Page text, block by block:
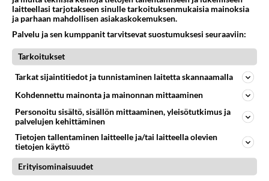
keskitasoa kuten myös vanhemmat mallit Alfan
huonompi kausi ajoittuu 70ja 80 luvuille jolloin
laadun suhteen kärkipäässä niin huonoksi on
autot menneet esim A4:sessa on ollut ongelmia
malleissa.Alfa ei ehkä? panosta siihen viimeiseen
silaukseen niin paljon kuin parhaimmat
(mitkäköhän ne ovat?) vaan panostus näkyy ja
tuntuu aivan muualla tosin viimeisissa malleissa
laatuunkin on panostettu melkoisesti , joka sopii
ainakin meikäläiselle erittäin hyvin eli suht
laitteellasi tarjotakseen sinulle tarkoituksenmukaisia mainoksia
ja parhaan mahdollisen asiakaskokemuksen.
Palvelu ja sen kumppanit tarvitsevat suostumuksesi seuraaviin:
Tarkoitukset
Tarkat sijaintitiedot ja tunnistaminen laitetta skannaamalla
Kohdennettu mainonta ja mainonnan mittaaminen
Personoitu sisältö, sisällön mittaaminen, yleisötutkimus ja
palvelujen kehittäminen
Tietojen tallentaminen laitteelle ja/tai laitteella olevien
tietojen käyttö
Erityisominaisuudet